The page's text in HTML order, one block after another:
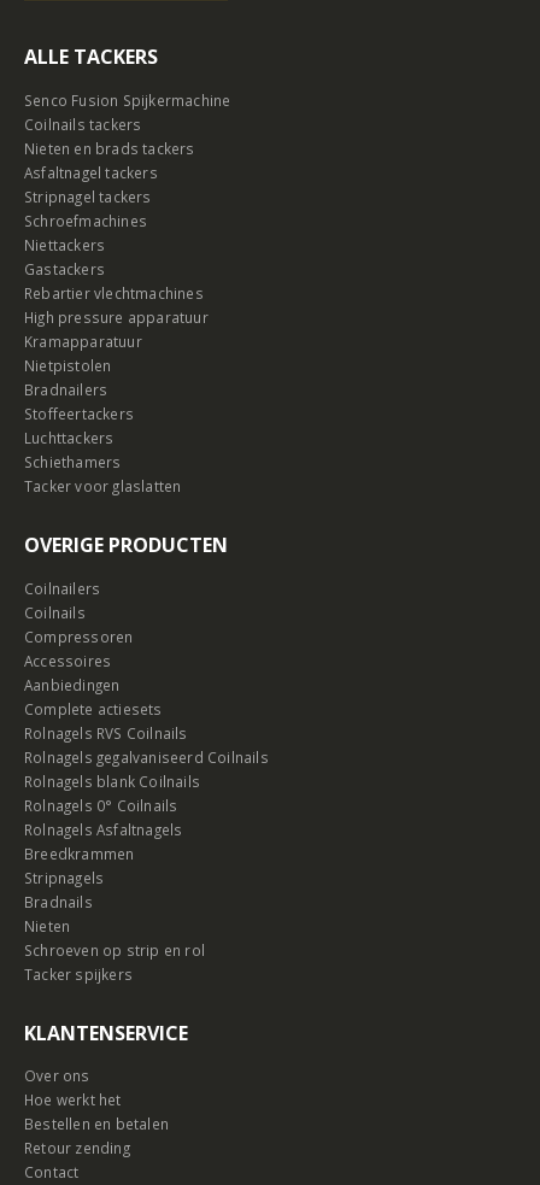
ALLE TACKERS
Senco Fusion Spijkermachine
Coilnails tackers
Nieten en brads tackers
Asfaltnagel tackers
Stripnagel tackers
Schroefmachines
Niettackers
Gastackers
Rebartier vlechtmachines
High pressure apparatuur
Kramapparatuur
Nietpistolen
Bradnailers
Stoffeertackers
Luchttackers
Schiethamers
Tacker voor glaslatten
OVERIGE PRODUCTEN
Coilnailers
Coilnails
Compressoren
Accessoires
Aanbiedingen
Complete actiesets
Rolnagels RVS Coilnails
Rolnagels gegalvaniseerd Coilnails
Rolnagels blank Coilnails
Rolnagels 0° Coilnails
Rolnagels Asfaltnagels
Breedkrammen
Stripnagels
Bradnails
Nieten
Schroeven op strip en rol
Tacker spijkers
KLANTENSERVICE
Over ons
Hoe werkt het
Bestellen en betalen
Retour zending
Contact